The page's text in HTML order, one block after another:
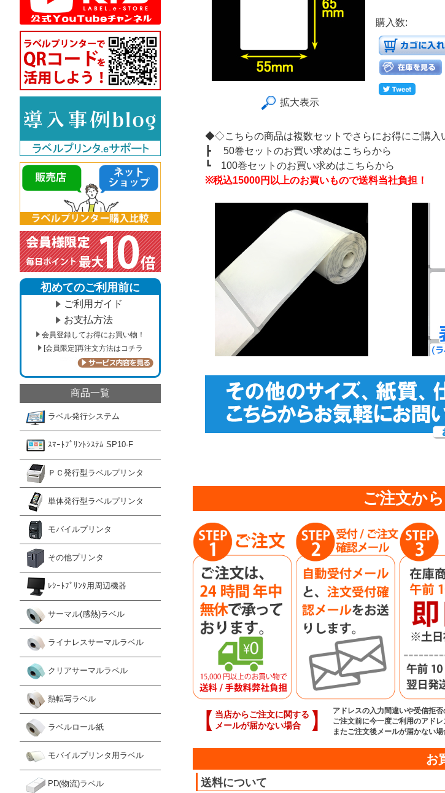
初めてのご利用前に
ご利用ガイド
お支払方法
会員登録してお得にお買い物！
[会員限定]再注文方法はコチラ
商品一覧
ラベル発行システム
ｽﾏｰﾄﾌﾟﾘﾝﾄｼｽﾃﾑ SP10-F
ＰＣ発行型ラベルプリンタ
単体発行型ラベルプリンタ
モバイルプリンタ
その他プリンタ
ﾚｼｰﾄﾌﾟﾘﾝﾀ用周辺機器
サーマル(感熱)ラベル
ライナレスサーマルラベル
クリアサーマルラベル
熱転写ラベル
ラベルロール紙
モバイルプリンタ用ラベル
PD(物流)ラベル
拡大表示
購入数:
◆◇こちらの商品は複数セットでさらにお得にご購
┣
50巻セットのお買い求めはこちらから
┗ 100巻セットのお買い求めはこちらから
※税込15000円以上のお買いもので送料当社負担！
ご注文か
【 当店からご注文に関する
メールが届かない場合
】
アドレスの入力間違いや受信拒
ご注文前に今一度ご利用のアド
またご注文後メールが届かない
お
送料について